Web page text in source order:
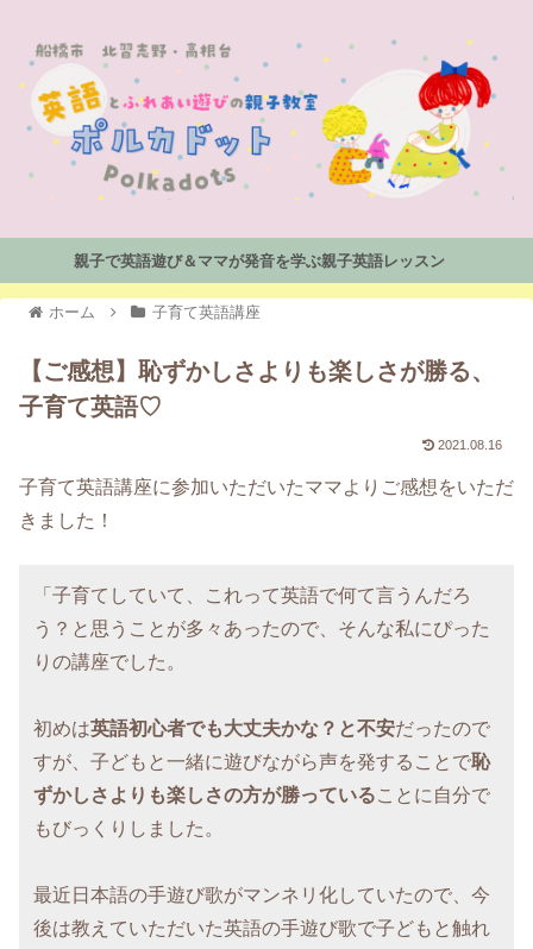
親子で英語遊び＆ママが発音を学ぶ親子英語レッスン
ホーム 子育て英語講座
【ご感想】恥ずかしさよりも楽しさが勝る、
子育て英語♡
2021.08.16
子育て英語講座に参加いただいたママよりご感想をいただ
きました！
「子育てしていて、これって英語で何て言うんだろ
う？と思うことが多々あったので、そんな私にぴった
りの講座でした。
初めは英語初心者でも大丈夫かな？と不安だったので
すが、子どもと一緒に遊びながら声を発することで恥
ずかしさよりも楽しさの方が勝っていることに自分で
もびっくりしました。
最近日本語の手遊び歌がマンネリ化していたので、今
後は教えていただいた英語の手遊び歌で子どもと触れ